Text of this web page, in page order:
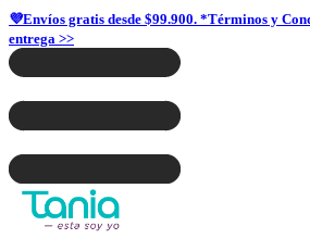
💜Envíos gratis desde $99.900. *Términos y
entrega >>